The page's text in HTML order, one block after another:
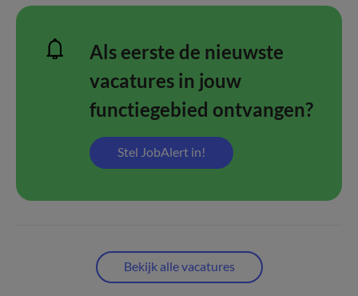
Als eerste de nieuwste
vacatures in jouw
functiegebied ontvangen?
Stel JobAlert in!
Bekijk alle vacatures